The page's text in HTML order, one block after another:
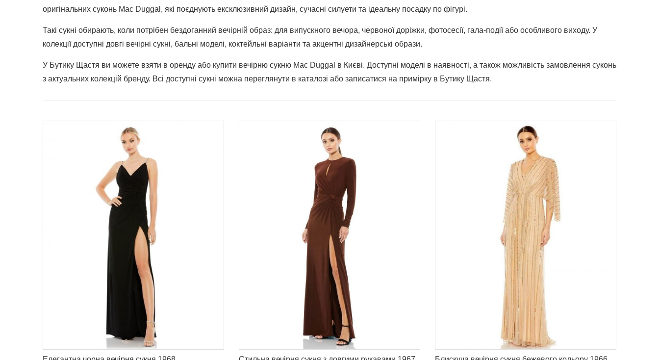
оригінальних суконь Mac Duggal, які поєднують ексклюзивний дизайн, сучасні силуети та ідеальну посадку по фігурі.
Такі сукні обирають, коли потрібен бездоганний вечірній образ: для випускного вечора, червоної доріжки, фотосесії, гала-події або особливого виходу. У
колекції доступні довгі вечірні сукні, бальні моделі, коктейльні варіанти та акцентні дизайнерські образи.
У Бутику Щастя ви можете взяти в оренду або купити вечірню сукню Mac Duggal в Києві. Доступні моделі в наявності, а також можливість замовлення суконь
з актуальних колекцій бренду. Всі доступні сукні можна переглянути в каталозі або записатися на примірку в Бутику Щастя.